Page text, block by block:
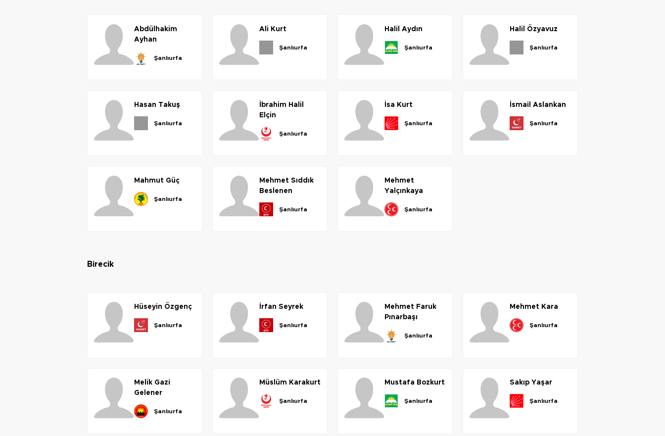
abdülhakim
ayhan
şanlıurfa
ali kurt
şanlıurfa
halil aydın
şanlıurfa
halil özyavuz
şanlıurfa
hasan takuş
şanlıurfa
i̇brahim
halil
elçin
şanlıurfa
i̇sa kurt
şanlıurfa
i̇smail aslankan
şanlıurfa
mahmut güç
şanlıurfa
mehmet
sıddık
beslenen
şanlıurfa
mehmet
yalçınkaya
şanlıurfa
birecik
hüseyin özgenç
şanlıurfa
i̇rfan seyrek
şanlıurfa
mehmet
faruk
pınarbaşı
şanlıurfa
mehmet kara
şanlıurfa
melik
gazi
gelener
şanlıurfa
müslüm karakurt
şanlıurfa
mustafa bozkurt
şanlıurfa
sakıp yaşar
şanlıurfa